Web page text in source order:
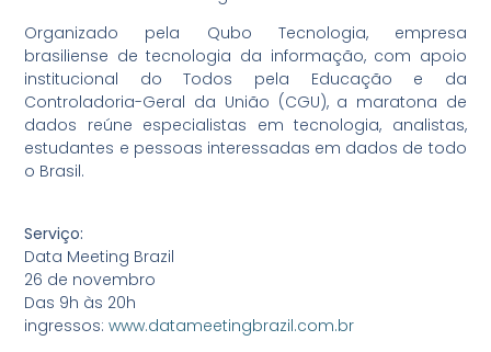
Organizado pela Qubo Tecnologia, empresa
brasiliense de tecnologia da informação, com apoio
institucional do Todos pela Educação e da
Controladoria-Geral da União (CGU), a maratona de
dados reúne especialistas em tecnologia, analistas,
estudantes e pessoas interessadas em dados de todo
o Brasil.
Serviço:
Data Meeting Brazil
26 de novembro
Das 9h às 20h
ingressos:www.datameetingbrazil.com.br